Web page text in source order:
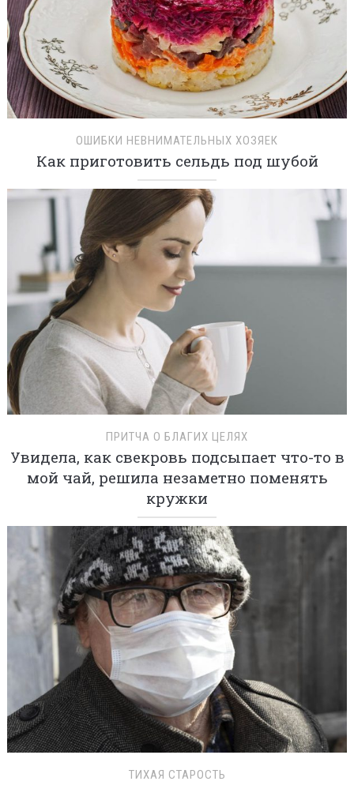
ОШИБКИ НЕВНИМАТЕЛЬНЫХ ХОЗЯЕК
Как приготовить сельдь под шубой
ПРИТЧА О БЛАГИХ ЦЕЛЯХ
Увидела, как свекровь подсыпает что-то в
мой чай, решила незаметно поменять
кружки
ТИХАЯ СТАРОСТЬ